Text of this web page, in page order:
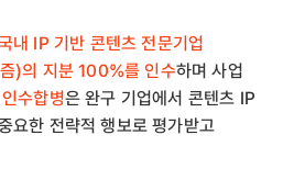
내 IP 기반 콘텐츠 전문기업
)의 지분 100%를 인수하며 사업
인수합병은 완구 기업에서 콘텐츠 IP
요한 전략적 행보로 평가받고